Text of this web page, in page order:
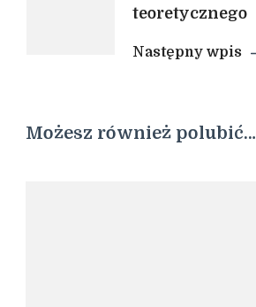
teoretycznego
Następny wpis
Możesz również polubić…